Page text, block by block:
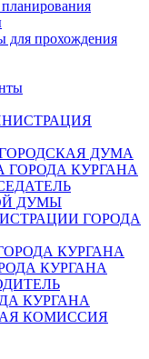
для прохождения
ДУМА
ГОРОДА КУРГАНА
ДУМЫ
ГОРОДА
КУРГАНА
КУРГАНА
КУРГАНА
КОМИССИЯ